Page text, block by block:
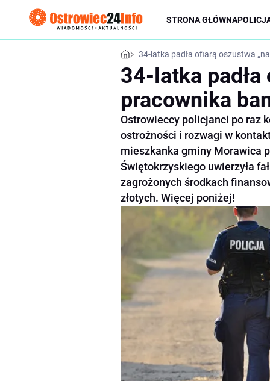
STRONA GŁÓWNA
34-latka padła ofiarą oszustwa
34-latka
pracownika
Ostrowieccy policjanci po raz
ostrożności i rozwagi w
mieszkanka gminy Morawica
Świętokrzyskiego uwierzyła
zagrożonych środkach
złotych. Więcej poniżej!